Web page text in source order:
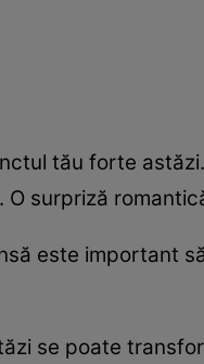
tău forte
surpriză
este important
se poate